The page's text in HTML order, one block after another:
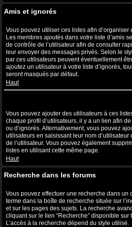
Amis et ignorés
Vous pouvez utiliser ces listes afin
Les membres ajoutés dans votre liste d’amis
de contrôle de l’utilisateur afin de consulter
leur envoyer des messages privés. Selon le
par ces utilisateurs peuvent éventuellement
ajoutez un utilisateur à votre liste d’ignorés,
seront masqués par défaut.
Haut
Vous pouvez ajouter des utilisateurs à ces
chaque profil d’utilisateurs, il y a un lien afin
ou d’ignorés. Alternativement, vous pouvez
utilisateurs en saisissant leur nom
de l’utilisateur. Vous pouvez également
listes en utilisant cette même page.
Haut
Recherche dans les forums
Vous pouvez effectuer une recherche dans un
terme dans la boîte de recherche située sur
et sur les pages des sujets. La recherche
cliquant sur le lien “Recherche” disponible sur
L’accès à la recherche dépend du style utilisé.